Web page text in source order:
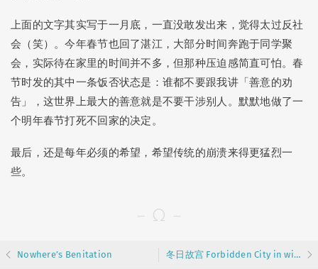
上面的文字其实写于一月底，一直没敢发出来，觉得太过反社
会（笑）。今年春节也回了湛江，大部分时间奔跑于同学聚
会，实际待在家里的时间并不多，但那种压迫感简直可怕。春
节时发的其中一条饭否状态是：谁都不要跟我讲「善意的劝
告」，这世界上最大的善意就是不要干涉别人。默默地做了一
个明年春节打死不回家的决定。
最后，还是每年必须的希望，希望传统的崩溃来得更猛烈一
些。
Nowhere’s Benitation 冬日故宫 Forbidden City in winter